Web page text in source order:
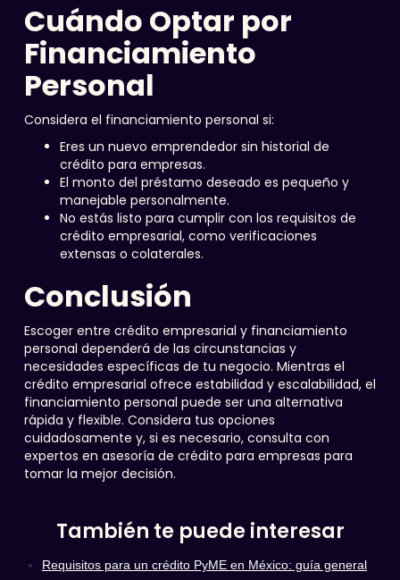
Cuándo Optar por
Financiamiento
Personal
Considera el financiamiento personal si:
Eres un nuevo emprendedor sin historial de
crédito para empresas.
El monto del préstamo deseado es pequeño y
manejable personalmente.
No estás listo para cumplir con los requisitos de
crédito empresarial, como verificaciones
extensas o colaterales.
Conclusión
Escoger entre crédito empresarial y financiamiento
personal dependerá de las circunstancias y
necesidades específicas de tu negocio. Mientras el
crédito empresarial ofrece estabilidad y escalabilidad, el
financiamiento personal puede ser una alternativa
rápida y flexible. Considera tus opciones
cuidadosamente y, si es necesario, consulta con
expertos en asesoría de crédito para empresas para
tomar la mejor decisión.
También te puede interesar
Requisitos para un crédito PyME en México: guía general